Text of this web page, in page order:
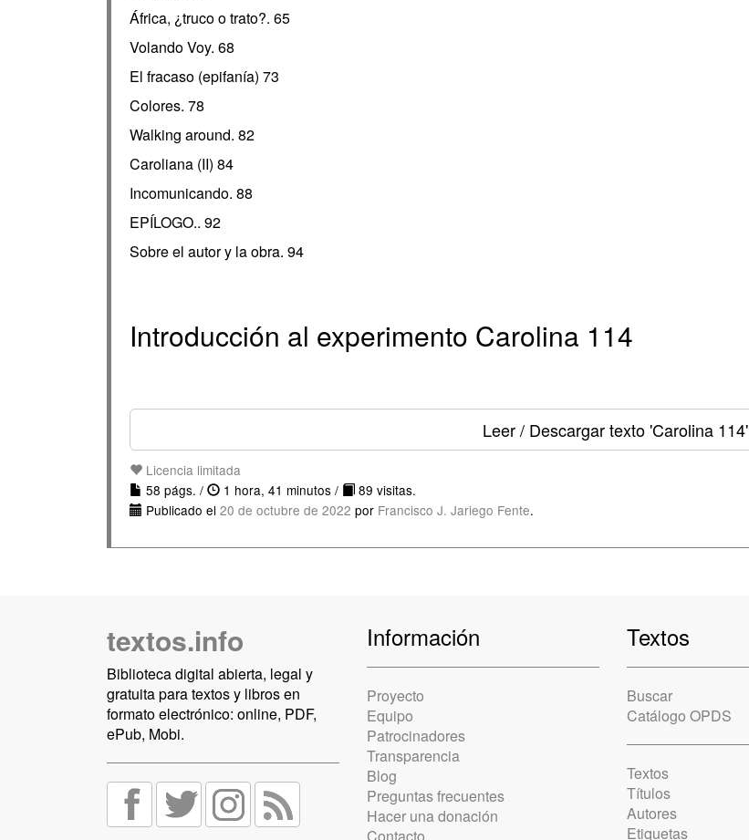
África, ¿truco o trato?. 65
Volando Voy. 68
El fracaso (epifanía) 73
Colores. 78
Walking around. 82
Caroliana (II) 84
Incomunicando. 88
EPÍLOGO.. 92
Sobre el autor y la obra. 94
Introducción al experimento Carolina 114
Leer / Descargar texto'Carolina 114'
Licencia limitada
58 págs. /
1 hora, 41 minutos /
89 visitas.
Publicado el 20 de octubre de 2022 por Francisco J. Jariego Fente.
textos.info
Biblioteca digital abierta, legal y
gratuita para textos y libros en
formato electrónico: online, PDF,
ePub, Mobi.
Información
Proyecto
Equipo
Patrocinadores
Transparencia
Blog
Preguntas frecuentes
Hacer una donación
Textos
Buscar
Catálogo OPDS
Textos
Títulos
Autores
Etiquetas